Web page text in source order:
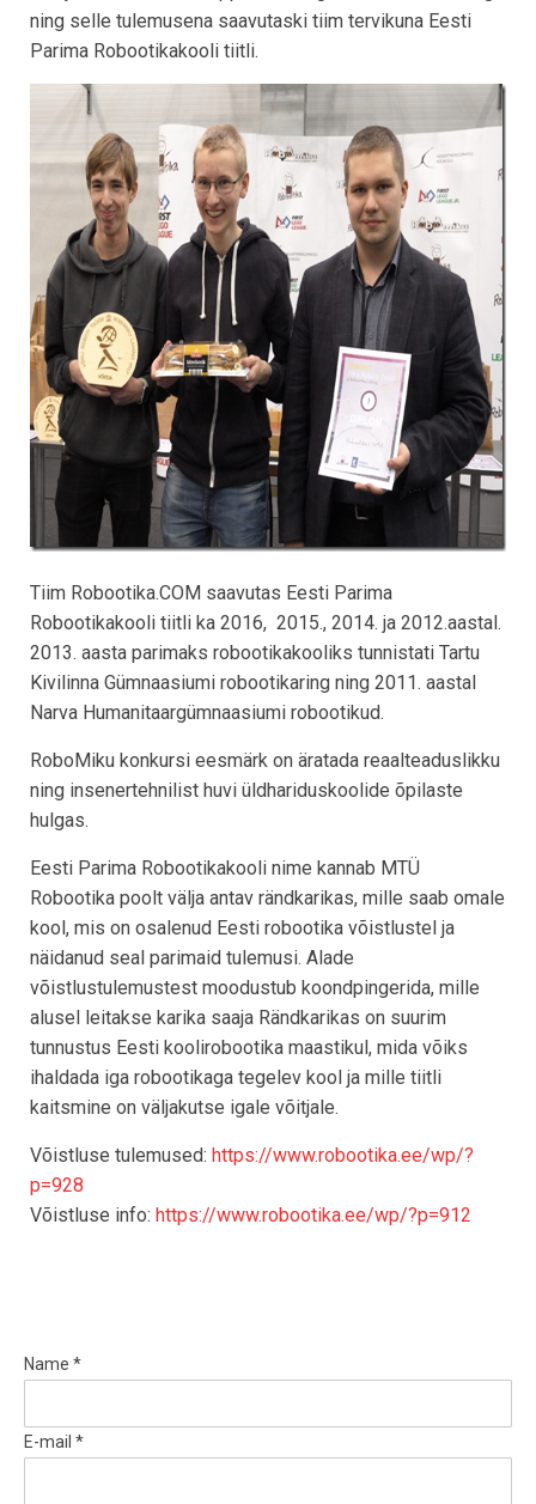
ning selle tulemusena saavutaski tiim tervikuna Eesti
Parima Robootikakooli tiitli.
Tiim Robootika.COM saavutas Eesti Parima
Robootikakooli tiitli ka 2016, 2015., 2014. ja 2012.aastal.
2013. aasta parimaks robootikakooliks tunnistati Tartu
Kivilinna Gümnaasiumi robootikaring ning 2011. aastal
Narva Humanitaargümnaasiumi robootikud.
RoboMiku konkursi eesmärk on äratada reaalteaduslikku
ning insenertehnilist huvi üldhariduskoolide õpilaste
hulgas.
Eesti Parima Robootikakooli nime kannab MTÜ
Robootika poolt välja antav rändkarikas, mille saab omale
kool, mis on osalenud Eesti robootika võistlustel ja
näidanud seal parimaid tulemusi. Alade
võistlustulemustest moodustub koondpingerida, mille
alusel leitakse karika saaja Rändkarikas on suurim
tunnustus Eesti koolirobootika maastikul, mida võiks
ihaldada iga robootikaga tegelev kool ja mille tiitli
kaitsmine on väljakutse igale võitjale.
Võistluse tulemused: https://www.robootika.ee/wp/?
p=928
Võistluse info: https://www.robootika.ee/wp/?p=912
Name *
E-mail *